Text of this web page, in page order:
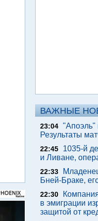
ВАЖНЫЕ
23:04 "Апоэль"
Результаты
22:45
1035-й
и Ливане,
22:33
Бней-Браке,
22:30
в эмиграции
защитой от